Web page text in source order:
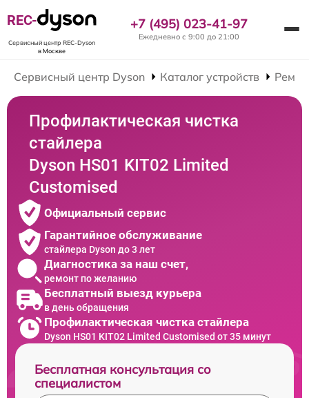
REC-
Сервисный центр REC-Dyson
в Москве
+7 (495) 023-41-97
Ежедневно с 9:00 до 21:00
Сервисный центр Dyson Каталог устройств
Профилактическая чистка
стайлера
Dyson HS01 KIT02 Limited
Customised
Официальный сервис
Гарантийное обслуживание
стайлера Dyson до 3 лет
Диагностика за наш счет,
ремонт по желанию
Бесплатный выезд курьера
в день обращения
Профилактическая чистка стайлера
Dyson HS01 KIT02 Limited Customised от 35 минут
Бесплатная консультация со
специалистом